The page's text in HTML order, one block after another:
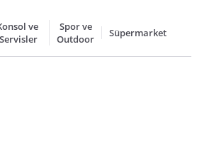
ve
Spor ve
Outdoor
Süpermarket